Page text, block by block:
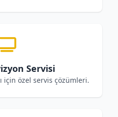
Servisi
için özel servis çözümleri.